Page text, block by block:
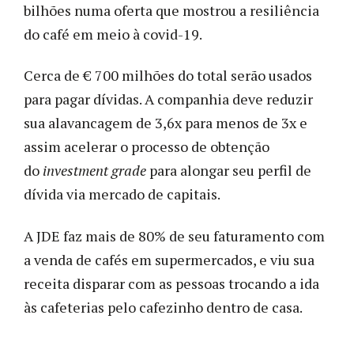
bilhões numa oferta que mostrou a resiliência
do café em meio à covid-19.
Cerca de € 700 milhões do total serão usados
para pagar dívidas. A companhia deve reduzir
sua alavancagem de 3,6x para menos de 3x e
assim acelerar o processo de obtenção
do investment grade para alongar seu perfil de
dívida via mercado de capitais.
A JDE faz mais de 80% de seu faturamento com
a venda de cafés em supermercados, e viu sua
receita disparar com as pessoas trocando a ida
às cafeterias pelo cafezinho dentro de casa.